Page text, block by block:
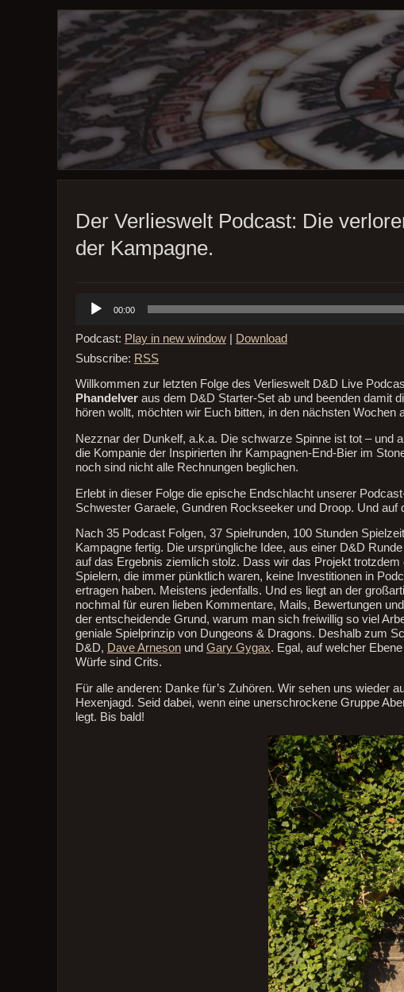
Der Verlieswelt Podcast: Die
der Kampagne.
Audio-
Player
00:00
Podcast: Play in new window| Download
Subscribe: RSS
Willkommen zur letzten Folge des Verlieswelt D&D Live
Phandelveraus dem D&D Starter-Set ab und beenden damit
hören wollt, möchten wir Euch bitten, in den nächsten Wochen
Nezznar der Dunkelf, a.k.a. Die schwarze Spinne ist tot – und
die Kompanie der Inspirierten ihr Kampagnen-End-Bier im
noch sind nicht alle Rechnungen beglichen.
Erlebt in dieser Folge die epische Endschlacht unserer
Schwester Garaele, Gundren Rockseeker und Droop. Und
Nach 35 Podcast Folgen, 37 Spielrunden, 100 Stunden
Kampagne fertig. Die ursprüngliche Idee, aus einer D&D
auf das Ergebnis ziemlich stolz. Dass wir das Projekt
Spielern, die immer pünktlich waren, keine Investitionen in
ertragen haben. Meistens jedenfalls. Und es liegt an der
nochmal für euren lieben Kommentare, Mails, Bewertungen
der entscheidende Grund, warum man sich freiwillig so viel
geniale Spielprinzip von Dungeons & Dragons. Deshalb zum
D&D, Dave Arnesonund Gary Gygax. Egal, auf welcher
Würfe sind Crits.
Für alle anderen: Danke für’s Zuhören. Wir sehen uns wieder
Hexenjagd. Seid dabei, wenn eine unerschrockene Gruppe
legt. Bis bald!